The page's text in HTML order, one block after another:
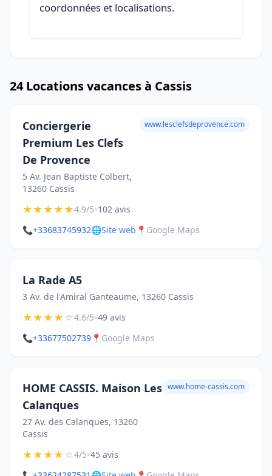
coordonnées et localisations.
24 Locations vacances à Cassis
Conciergerie
Premium Les Clefs
De Provence
5 Av. Jean Baptiste Colbert,
13260 Cassis
www.lesclefsdeprovence.com
★★★★★4.9/5•102 avis
📞+33683745932🌐Site web 📍 Google Maps
La Rade A5
3 Av. de l'Amiral Ganteaume, 13260 Cassis
★★★★☆4.6/5•49 avis
📞+33677502739 📍 Google Maps
HOME CASSIS. Maison Les
Calanques
27 Av. des Calanques, 13260
Cassis
www.home-cassis.com
★★★★☆4/5•45 avis